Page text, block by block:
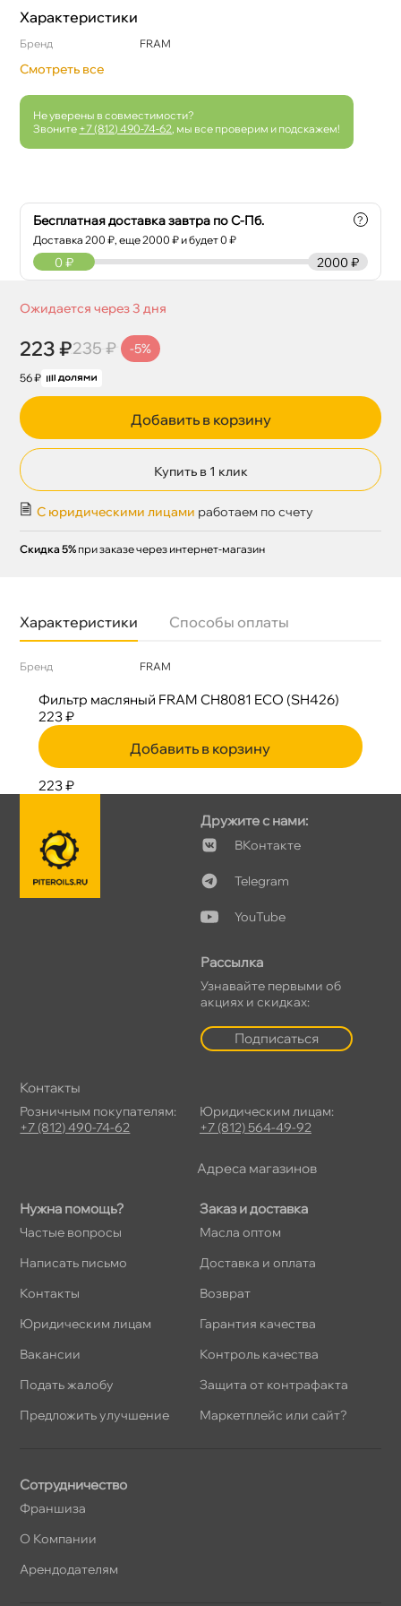
Характеристики
Бренд FRAM
Смотреть все
Не уверены в совместимости?
Звоните +7 (812) 490-74-62 , мы все проверим и подскажем!
Бесплатная доставка завтра по С-Пб.
Доставка200 ₽, еще2000 ₽ и будет 0 ₽
?
2000 ₽
0 ₽
Ожидается через 3 дня
223 ₽235 ₽ -5%
56 ₽
Добавить в корзину
Купить в 1 клик
С юридическими лицами работаем по счету
Скидка 5% при заказе через интернет-магазин
Характеристики Способы оплаты
Бренд FRAM
Фильтр масляный FRAM CH8081 ECO (SH426)
223 ₽
Добавить в корзину
223 ₽
Нужна помощь?
Частые вопросы
Написать письмо
Контакты
Юридическим лицам
акансии
Подать жалобу
Предложить улучшение
Заказ и доставка
Масла оптом
Доставка и оплата
озврат
Гарантия качества
Контроль качества
Защита от контрафакта
Маркетплейс или сайт?
Дружите с нами:
Контакте
Telegram
YouTube
Рассылка
Узнавайте первыми о
акциях и скидках:
Подписаться
Сотрудничество
Франшиза
О Компании
Арендодателям
Контакты
Розничным покупателям:
+7 (812) 490-74-62
Юридическим лицам:
+7 (812) 564-49-92
Адреса магазино